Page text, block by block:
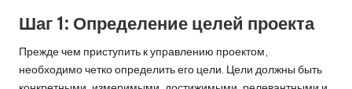
Шаг 1: Определение целей проекта
Прежде чем приступить к управлению проектом,
необходимо четко определить его цели. Цели должны быть